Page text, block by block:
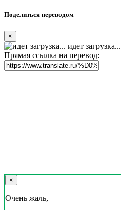
Поделиться переводом
×
идет загрузка...
Прямая ссылка на перевод:
×
Очень жаль,